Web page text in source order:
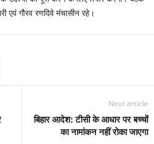
एवं गौरव रणदिवे मंचासीन रहे।
Next article
बिहार आदेश: टीसी के आधार पर बच्चों
का नामांकन नहीं रोका जाएगा